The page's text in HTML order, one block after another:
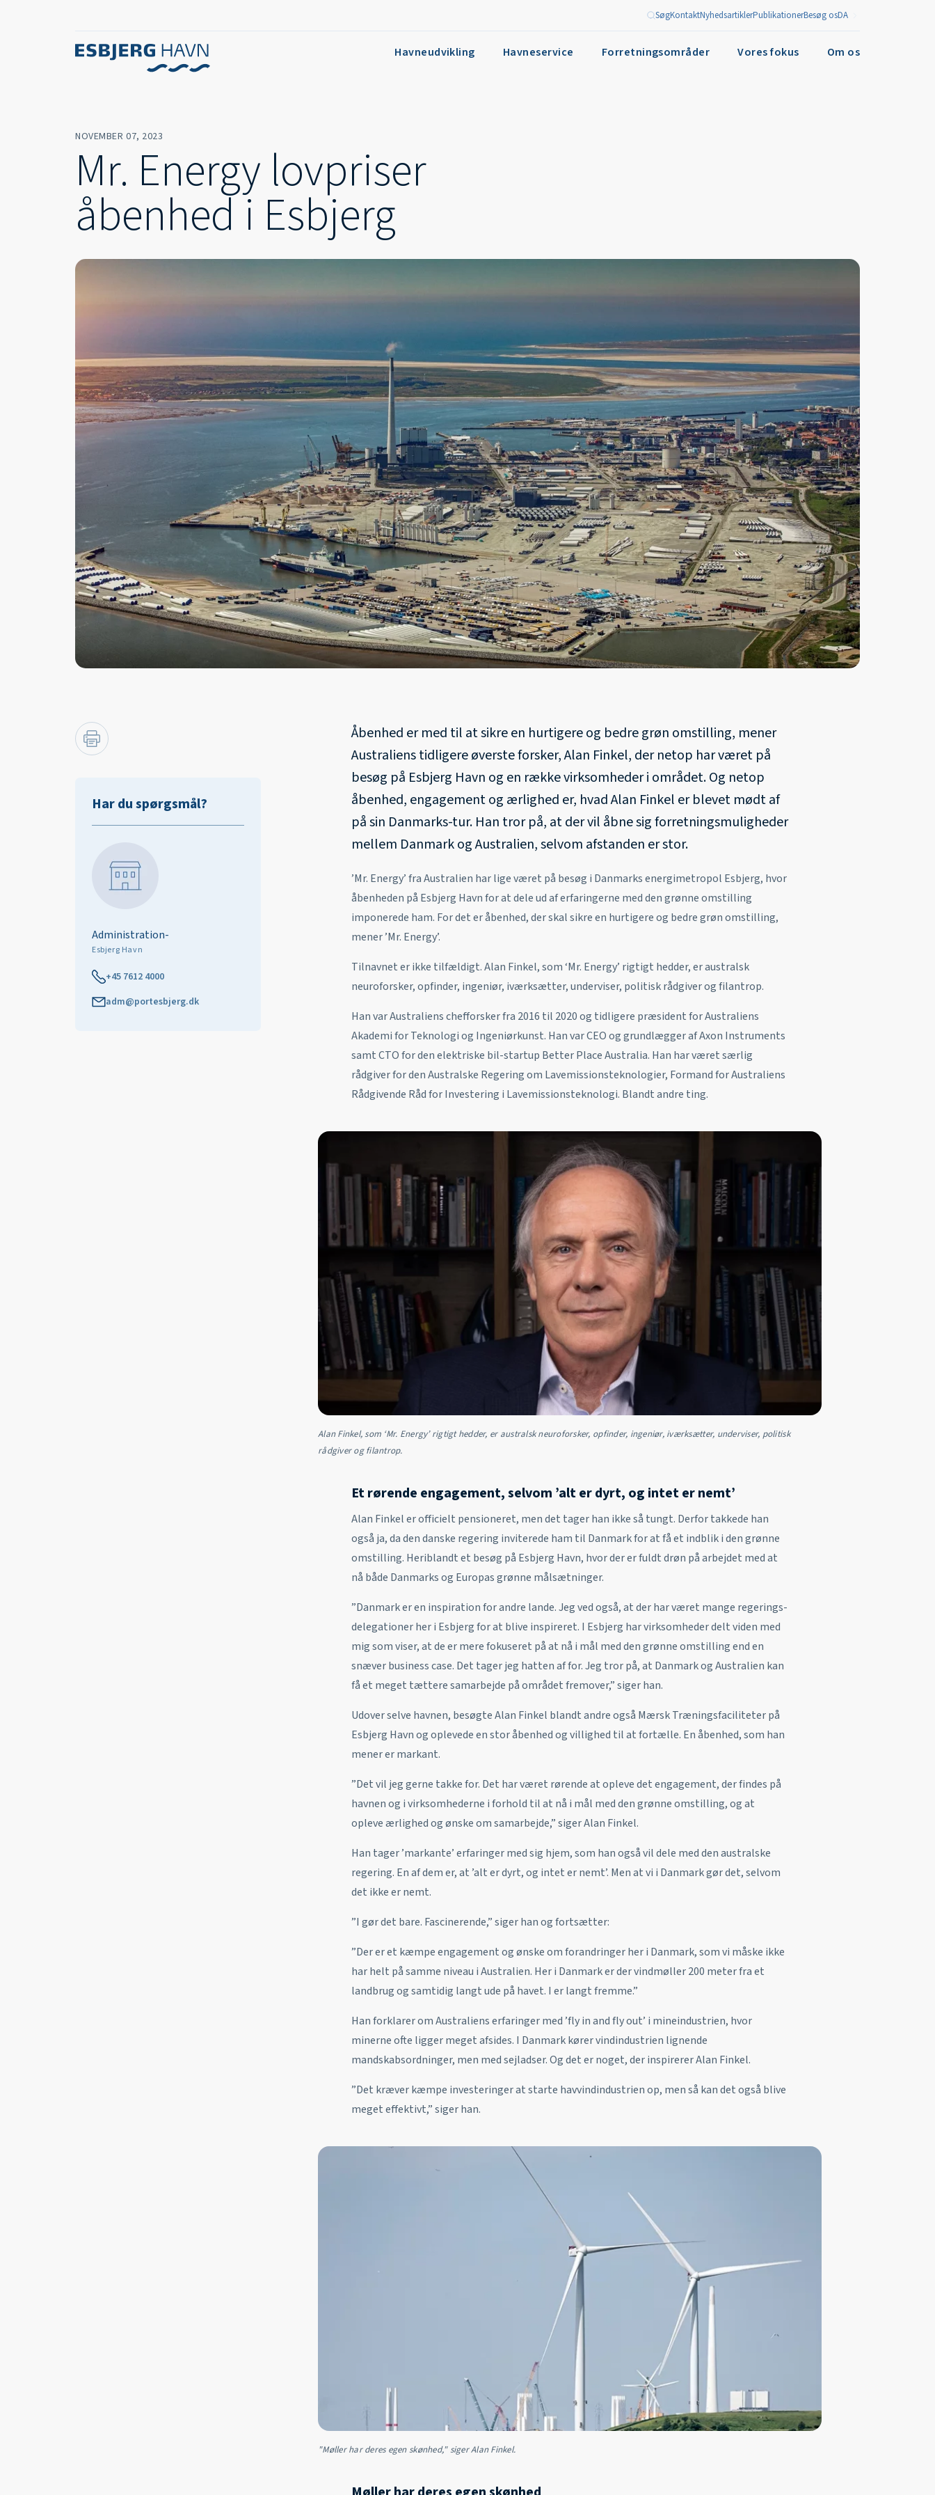
SøgKontaktNyhedsartiklerPublikationerBesøg osDA
Havneudvikling Havneservice Forretningsområder Vores fokus Om os
NOVEMBER 07, 2023
Mr. Energy lovpriser
åbenhed i Esbjerg
Har du spørgsmål?
Administration-
Esbjerg Havn
+45 7612 4000
adm@portesbjerg.dk
Åbenhed er med til at sikre en hurtigere og bedre grøn omstilling, mener
Australiens tidligere øverste forsker, Alan Finkel, der netop har været på
besøg på Esbjerg Havn og en række virksomheder i området. Og netop
åbenhed, engagement og ærlighed er, hvad Alan Finkel er blevet mødt af
på sin Danmarks-tur. Han tror på, at der vil åbne sig forretningsmuligheder
mellem Danmark og Australien, selvom afstanden er stor.
’Mr. Energy’ fra Australien har lige været på besøg i Danmarks energimetropol Esbjerg, hvor
åbenheden på Esbjerg Havn for at dele ud af erfaringerne med den grønne omstilling
imponerede ham. For det er åbenhed, der skal sikre en hurtigere og bedre grøn omstilling,
mener ’Mr. Energy’.
Tilnavnet er ikke tilfældigt. Alan Finkel, som ‘Mr. Energy’ rigtigt hedder, er australsk
neuroforsker, opfinder, ingeniør, iværksætter, underviser, politisk rådgiver og filantrop.
Han var Australiens chefforsker fra 2016 til 2020 og tidligere præsident for Australiens
Akademi for Teknologi og Ingeniørkunst. Han var CEO og grundlægger af Axon Instruments
samt CTO for den elektriske bil-startup Better Place Australia. Han har været særlig
rådgiver for den Australske Regering om Lavemissionsteknologier, Formand for Australiens
Rådgivende Råd for Investering i Lavemissionsteknologi. Blandt andre ting.
Alan Finkel, som ‘Mr. Energy’ rigtigt hedder, er australsk neuroforsker, opfinder, ingeniør, iværksætter, underviser, politisk
rådgiver og filantrop.
Et rørende engagement, selvom ’alt er dyrt, og intet er nemt’
Alan Finkel er officielt pensioneret, men det tager han ikke så tungt. Derfor takkede han
også ja, da den danske regering inviterede ham til Danmark for at få et indblik i den grønne
omstilling. Heriblandt et besøg på Esbjerg Havn, hvor der er fuldt drøn på arbejdet med at
nå både Danmarks og Europas grønne målsætninger.
”Danmark er en inspiration for andre lande. Jeg ved også, at der har været mange regerings-
delegationer her i Esbjerg for at blive inspireret. I Esbjerg har virksomheder delt viden med
mig som viser, at de er mere fokuseret på at nå i mål med den grønne omstilling end en
snæver business case. Det tager jeg hatten af for. Jeg tror på, at Danmark og Australien kan
få et meget tættere samarbejde på området fremover,” siger han.
Udover selve havnen, besøgte Alan Finkel blandt andre også Mærsk Træningsfaciliteter på
Esbjerg Havn og oplevede en stor åbenhed og villighed til at fortælle. En åbenhed, som han
mener er markant.
”Det vil jeg gerne takke for. Det har været rørende at opleve det engagement, der findes på
havnen og i virksomhederne i forhold til at nå i mål med den grønne omstilling, og at
opleve ærlighed og ønske om samarbejde,” siger Alan Finkel.
Han tager ’markante’ erfaringer med sig hjem, som han også vil dele med den australske
regering. En af dem er, at ’alt er dyrt, og intet er nemt’. Men at vi i Danmark gør det, selvom
det ikke er nemt.
”I gør det bare. Fascinerende,” siger han og fortsætter:
”Der er et kæmpe engagement og ønske om forandringer her i Danmark, som vi måske ikke
har helt på samme niveau i Australien. Her i Danmark er der vindmøller 200 meter fra et
landbrug og samtidig langt ude på havet. I er langt fremme.”
Han forklarer om Australiens erfaringer med ’fly in and fly out’ i mineindustrien, hvor
minerne ofte ligger meget afsides. I Danmark kører vindindustrien lignende
mandskabsordninger, men med sejladser. Og det er noget, der inspirerer Alan Finkel.
”Det kræver kæmpe investeringer at starte havvindindustrien op, men så kan det også blive
meget effektivt,” siger han.
"Møller har deres egen skønhed," siger Alan Finkel.